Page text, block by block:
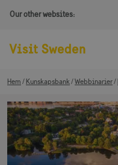
Our other websites:
Hem Kunskapsbank Webbinarier